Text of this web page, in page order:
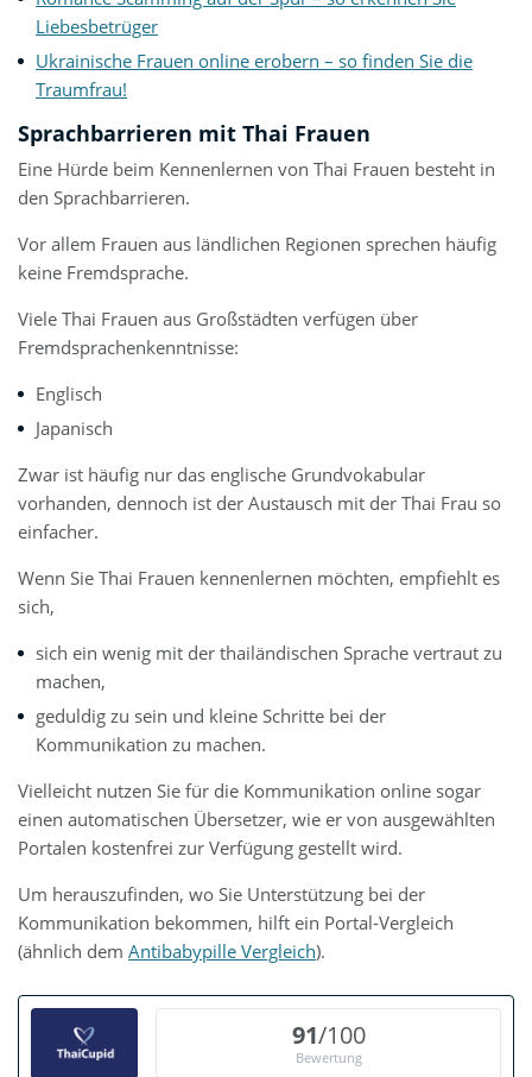
Liebesbetrüger
Ukrainische Frauen online erobern – so finden Sie die
Traumfrau!
Sprachbarrieren mit Thai Frauen
Eine Hürde beim Kennenlernen von Thai Frauen besteht in
den Sprachbarrieren.
Vor allem Frauen aus ländlichen Regionen sprechen häufig
keine Fremdsprache.
Viele Thai Frauen aus Großstädten verfügen über
Fremdsprachenkenntnisse:
Englisch
Japanisch
Zwar ist häufig nur das englische Grundvokabular
vorhanden, dennoch ist der Austausch mit der Thai Frau so
einfacher.
Wenn Sie Thai Frauen kennenlernen möchten, empfiehlt es
sich,
sich ein wenig mit der thailändischen Sprache vertraut zu
machen,
geduldig zu sein und kleine Schritte bei der
Kommunikation zu machen.
Vielleicht nutzen Sie für die Kommunikation online sogar
einen automatischen Übersetzer, wie er von ausgewählten
Portalen kostenfrei zur Verfügung gestellt wird.
Um herauszufinden, wo Sie Unterstützung bei der
Kommunikation bekommen, hilft ein Portal-Vergleich
(ähnlich dem Antibabypille Vergleich).
91/100
Bewertung